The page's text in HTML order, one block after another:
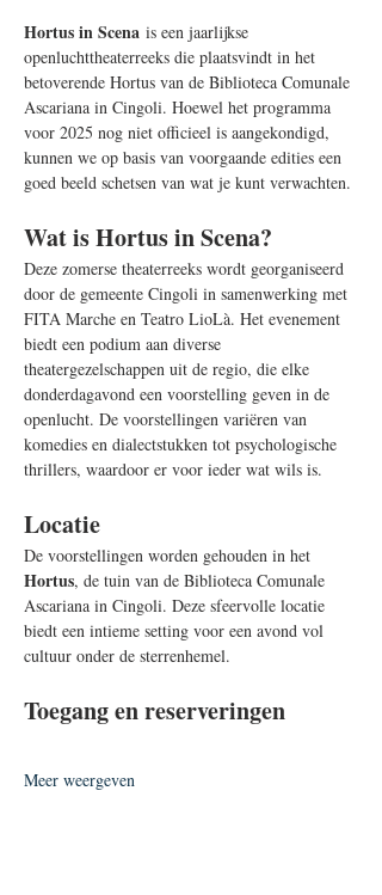
Hortus in Scena is een jaarlijkse
openluchttheaterreeks die plaatsvindt in het
betoverende Hortus van de Biblioteca Comunale
Ascariana in Cingoli. Hoewel het programma
voor 2025 nog niet officieel is aangekondigd,
kunnen we op basis van voorgaande edities een
goed beeld schetsen van wat je kunt verwachten.
Wat is Hortus in Scena?
Deze zomerse theaterreeks wordt georganiseerd
door de gemeente Cingoli in samenwerking met
FITA Marche en Teatro LioLà. Het evenement
biedt een podium aan diverse
theatergezelschappen uit de regio, die elke
donderdagavond een voorstelling geven in de
openlucht. De voorstellingen variëren van
komedies en dialectstukken tot psychologische
thrillers, waardoor er voor ieder wat wils is.
Locatie
De voorstellingen worden gehouden in het
Hortus, de tuin van de Biblioteca Comunale
Ascariana in Cingoli. Deze sfeervolle locatie
biedt een intieme setting voor een avond vol
cultuur onder de sterrenhemel.
Toegang en reserveringen
Meer weergeven